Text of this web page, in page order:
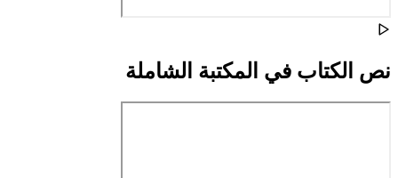
نص الكتاب في المكتبة الشاملة